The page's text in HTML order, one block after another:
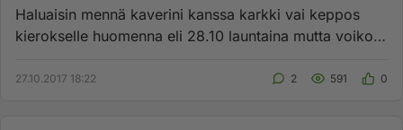
Haluaisin mennä kaverini kanssa karkki vai keppos
kierokselle huomenna eli 28.10 launtaina mutta voiko
27.10.2017 18:22 2 591 0